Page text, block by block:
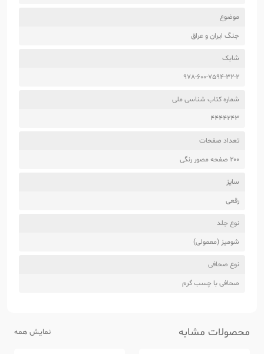
موضوع
جنگ ایران و عراق
شابک
978-600-7594-32-2
شماره کتاب شناسی ملی
4444243
تعداد صفحات
200 صفحه مصور رنگی
سایز
رقعی
نوع جلد
شومیز (معمولی)
نوع صحافی
صحافی با چسب گرم
محصولات مشابه نمایش همه